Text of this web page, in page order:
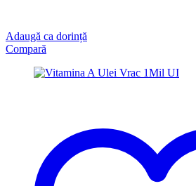
Adaugă ca dorință
Compară